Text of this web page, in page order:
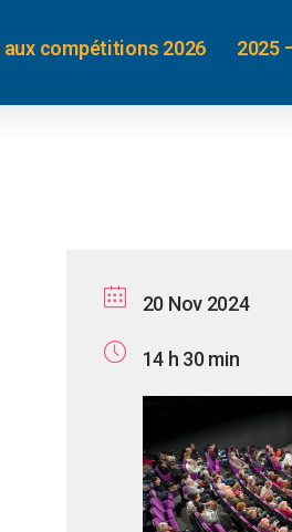
compétitions 2026 2025
20 Nov 2024
14 h 30 min